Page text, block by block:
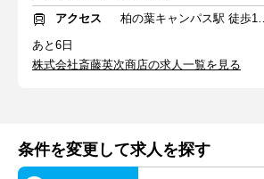
アクセス
柏の葉キ
あと6日
株式会社斎藤英次商店の求人一覧を見る
条件を変更して求人を探す